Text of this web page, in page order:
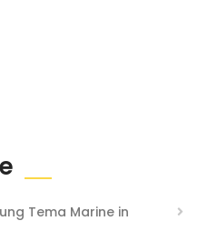
Tema Marine in